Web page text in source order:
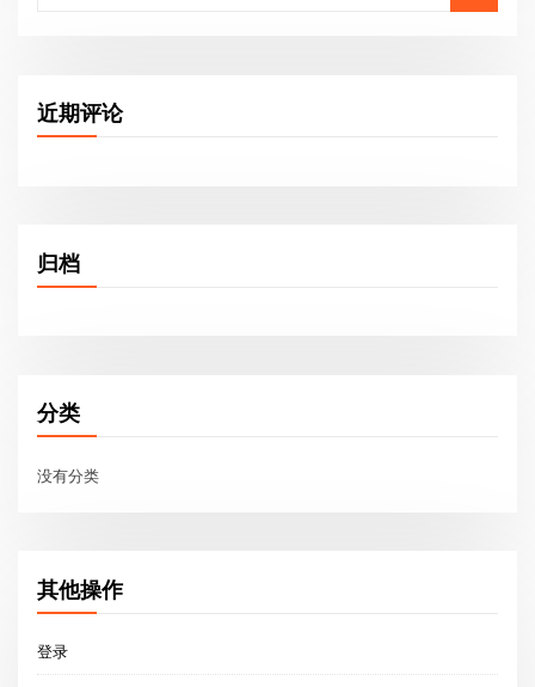
近期评论
归档
分类
没有分类
其他操作
登录